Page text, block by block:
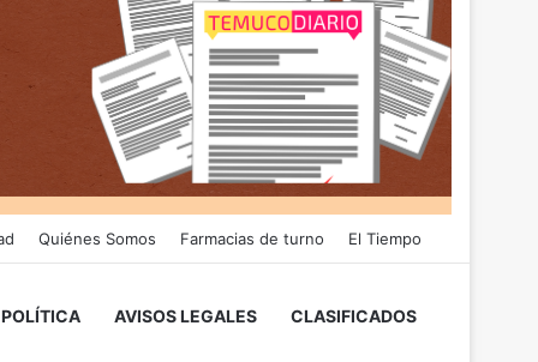
Quiénes Somos Farmacias de turno El Tiempo
POLÍTICA AVISOS LEGALES CLASIFICADOS